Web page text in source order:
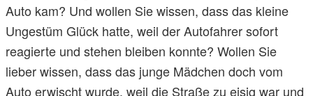
Auto kam? Und wollen Sie wissen, dass das kleine
Ungestüm Glück hatte, weil der Autofahrer sofort
reagierte und stehen bleiben konnte? Wollen Sie
lieber wissen, dass das junge Mädchen doch vom
Auto erwischt wurde, weil die Straße zu eisig war und